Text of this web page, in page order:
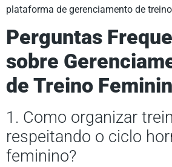
Perguntas
sobre
de Treino
1. Como organizar
respeitando o ciclo
feminino?